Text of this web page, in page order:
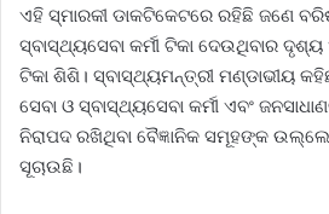
ଏହି ସ୍ମାରକୀ ଡାକଟିକେଟରେ ରହିଛି ଜଣେ
ସ୍ବାସ୍ଥ୍ୟସେବା କର୍ମୀ ଟିକା ଦେଉଥିବାର ଦୃଶ୍ୟ
ଟିକା ଶିଶି। ସ୍ବାସ୍ଥ୍ୟମନ୍ତ୍ରୀ ମଣ୍ଡାଭୀୟ
ସେବା ଓ ସ୍ବାସ୍ଥ୍ୟସେବା କର୍ମୀ ଏବଂ
ନିରାପଦ ରଖିଥିବା ବୈଜ୍ଞାନିକ ସମୂହଙ୍କ
ସୂଚାଉଛି।